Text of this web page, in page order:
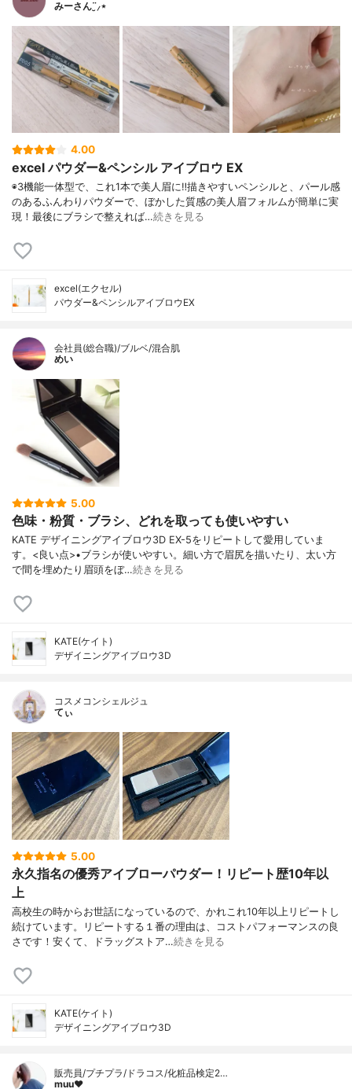
みーさん¨̮⸝⋆
4.00
excel パウダー&ペンシル アイブロウ EX
◉3機能一体型で、これ1本で美人眉に‼︎描きやすいペンシルと、パール感
のあるふんわりパウダーで、ぼかした質感の美人眉フォルムが簡単に実
現！最後にブラシで整えれば…続きを見る
excel(エクセル)
パウダー&ペンシルアイブロウEX
会社員(総合職)/ブルベ/混合肌
めい
5.00
色味・粉質・ブラシ、どれを取っても使いやすい
KATE デザイニングアイブロウ3D EX-5をリピートして愛用していま
す。<良い点>•ブラシが使いやすい。細い方で眉尻を描いたり、太い方
で間を埋めたり眉頭をぼ…続きを見る
KATE(ケイト)
デザイニングアイブロウ3D
コスメコンシェルジュ
てぃ
5.00
永久指名の優秀アイブローパウダー！リピート歴10年以
上
高校生の時からお世話になっているので、かれこれ10年以上リピートし
続けています。リピートする１番の理由は、コストパフォーマンスの良
さです！安くて、ドラッグストア…続きを見る
KATE(ケイト)
デザイニングアイブロウ3D
販売員/プチプラ/ドラコス/化粧品検定2…
muu❤︎